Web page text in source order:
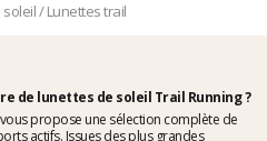
soleil/Lunettes trail
de lunettes de soleil Trail Running ?
propose une sélection complète de
actifs. Issues des plus grandes